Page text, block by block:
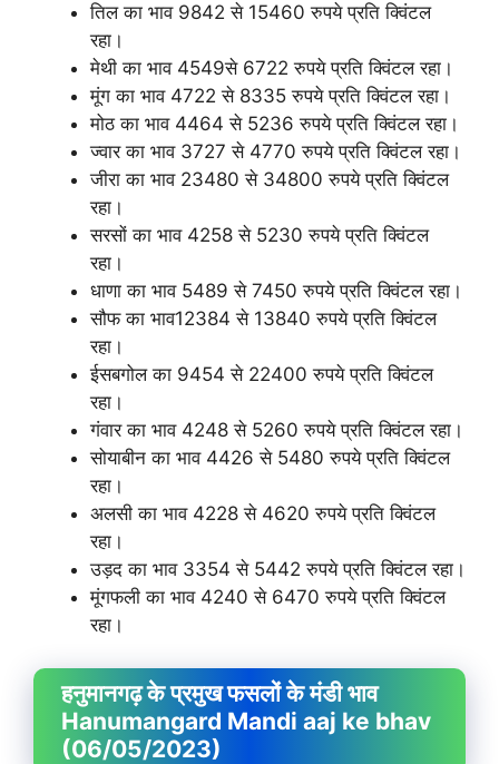
तिल का भाव 9842 से 15460 रुपये प्रति क्विंटल
रहा।
मेथी का भाव 4549से 6722 रुपये प्रति क्विंटल रहा।
मूंग का भाव 4722 से 8335 रुपये प्रति क्विंटल रहा।
मोठ का भाव 4464 से 5236 रुपये प्रति क्विंटल रहा।
ज्वार का भाव 3727 से 4770 रुपये प्रति क्विंटल रहा।
जीरा का भाव 23480 से 34800 रुपये प्रति क्विंटल
रहा।
सरसों का भाव 4258 से 5230 रुपये प्रति क्विंटल
रहा।
धाणा का भाव 5489 से 7450 रुपये प्रति क्विंटल रहा।
सौफ का भाव12384 से 13840 रुपये प्रति क्विंटल
रहा।
ईसबगोल का 9454 से 22400 रुपये प्रति क्विंटल
रहा।
गंवार का भाव 4248 से 5260 रुपये प्रति क्विंटल रहा।
सोयाबीन का भाव 4426 से 5480 रुपये प्रति क्विंटल
रहा।
अलसी का भाव 4228 से 4620 रुपये प्रति क्विंटल
रहा।
उड़द का भाव 3354 से 5442 रुपये प्रति क्विंटल रहा।
मूंगफली का भाव 4240 से 6470 रुपये प्रति क्विंटल
रहा।
हनुमानगढ़ के प्रमुख फसलों के मंडी भाव
Hanumangard Mandi aaj ke bhav
(06/05/2023)